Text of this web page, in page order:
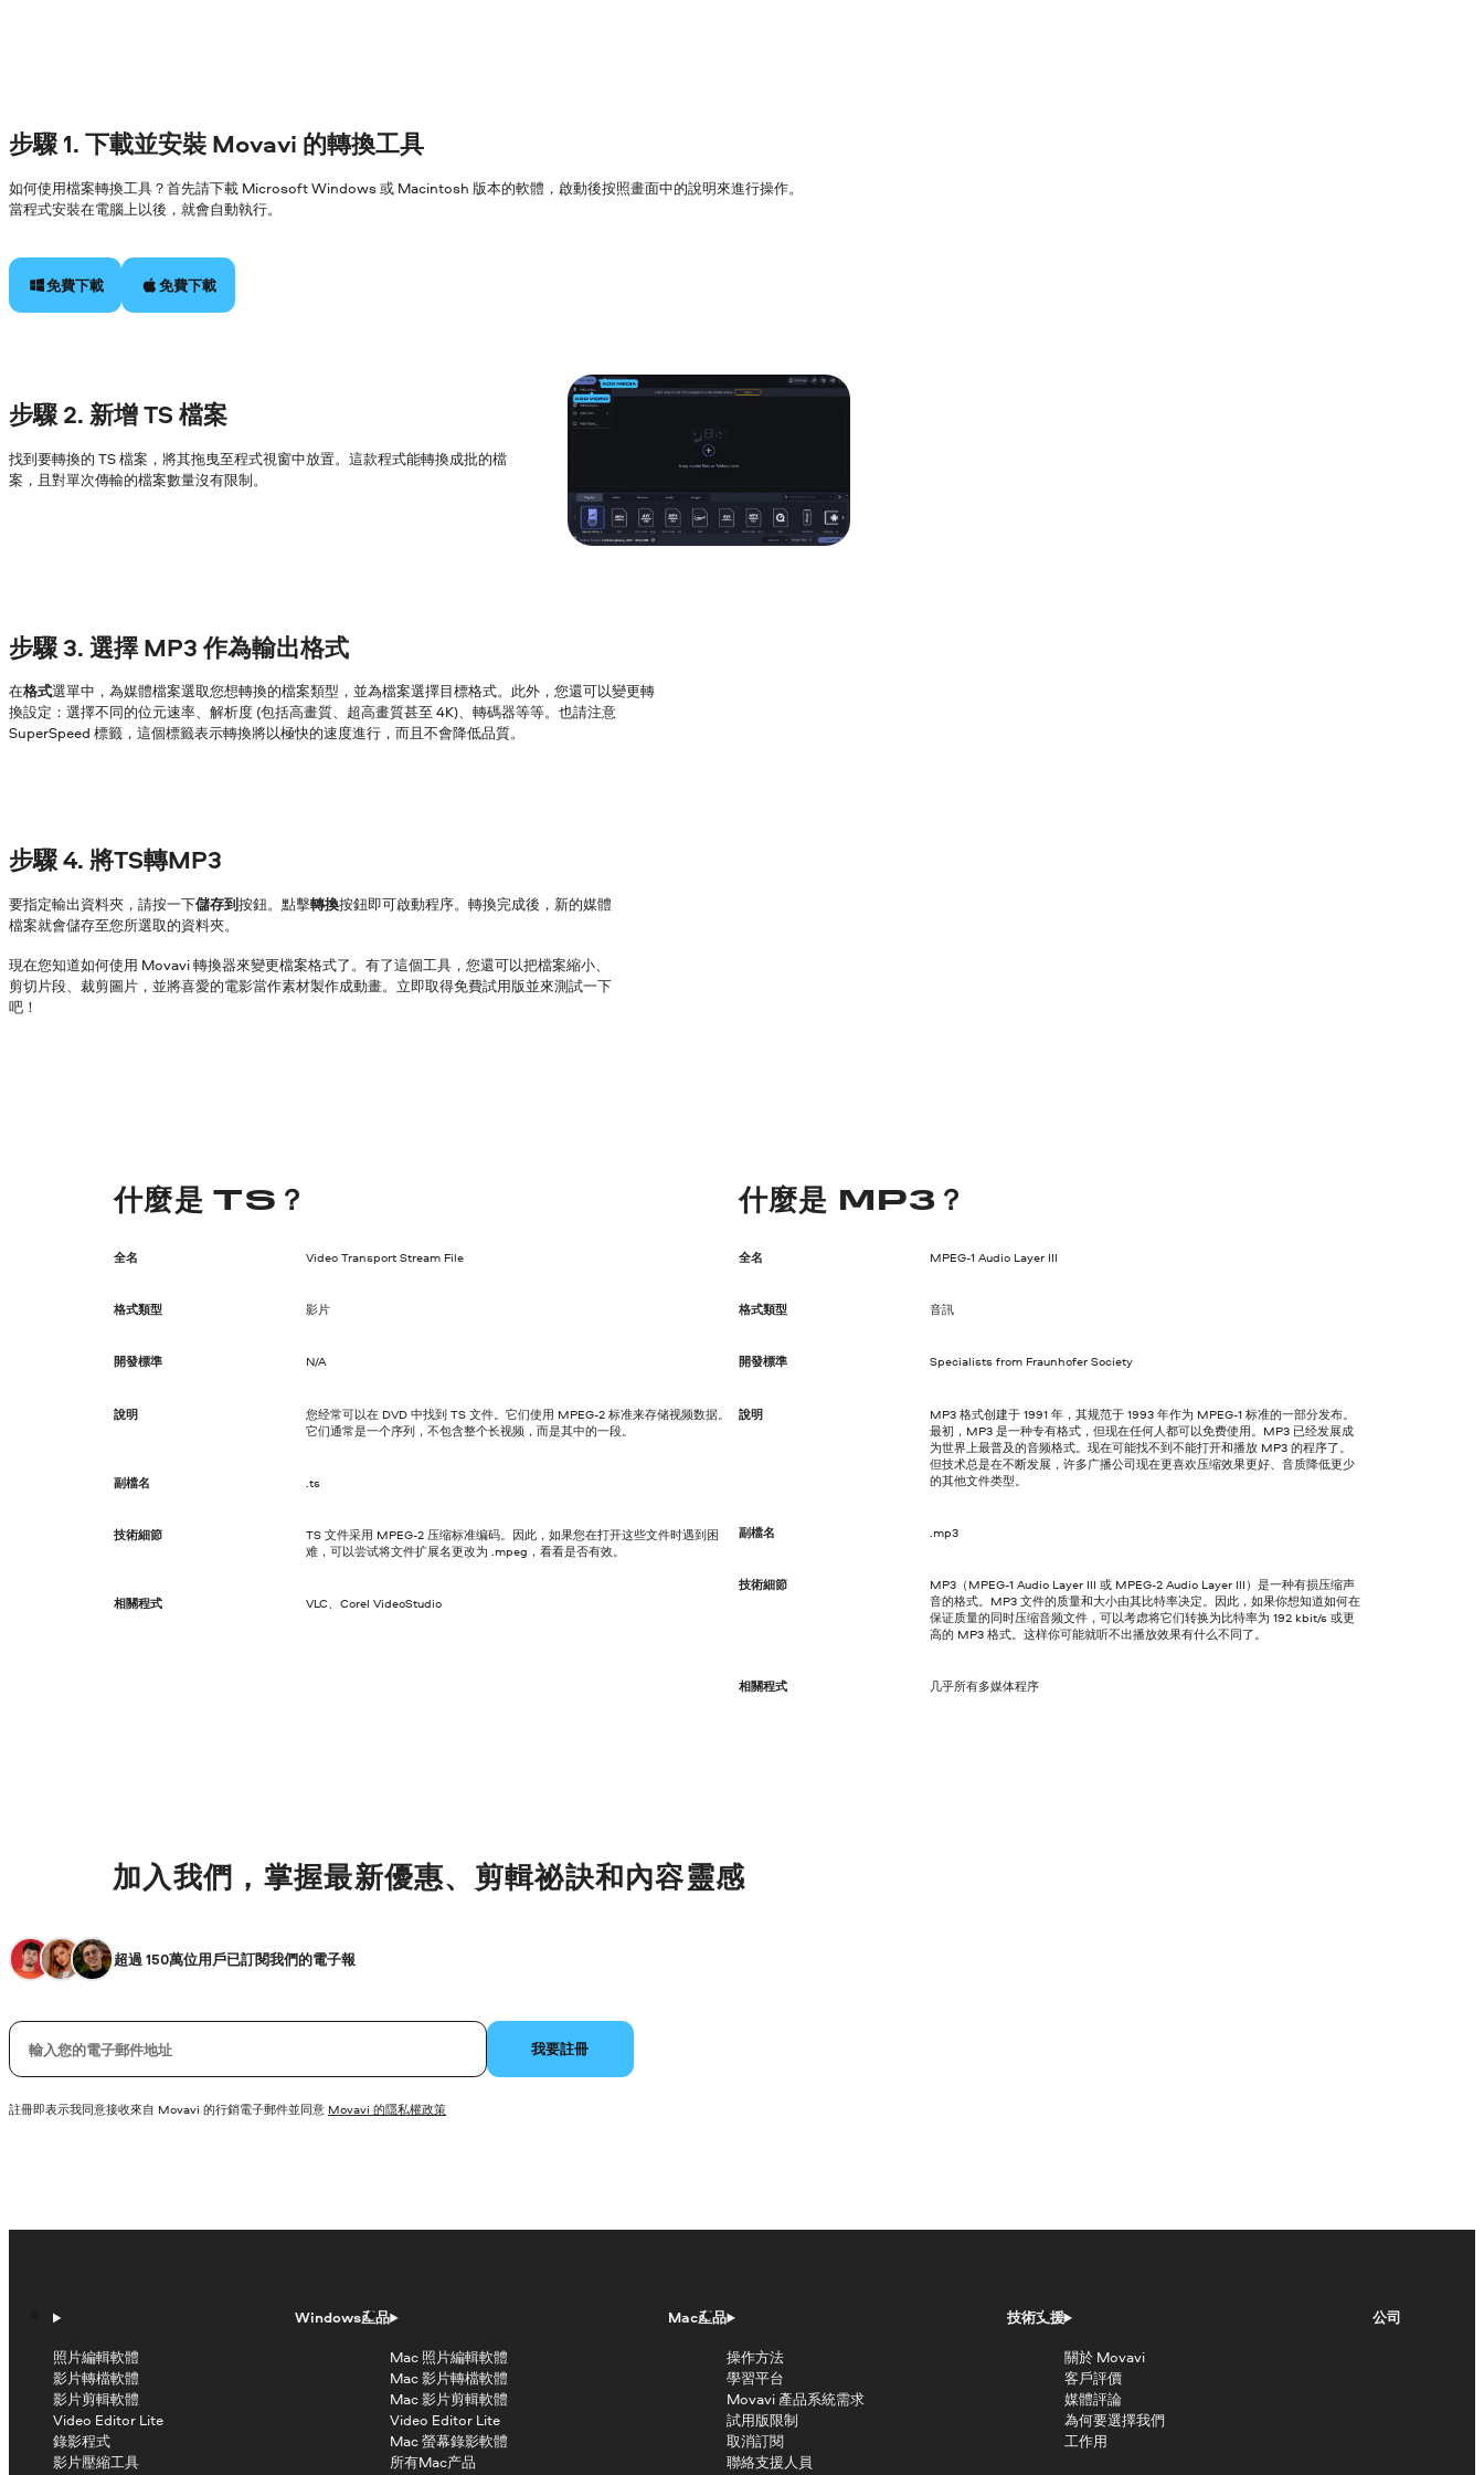
步驟 1. 下載並安裝 Movavi 的轉換工具
如何使用檔案轉換工具？首先請下載 Microsoft Windows 或 Macintosh 版本的軟體，啟動後按照畫面中的說明來進行操作。
當程式安裝在電腦上以後，就會自動執行。
免費下載 免費下載
步驟 2. 新增 TS 檔案
找到要轉換的 TS 檔案，將其拖曳至程式視窗中放置。這款程式能轉換成批的檔
案，且對單次傳輸的檔案數量沒有限制。
步驟 3. 選擇 MP3 作為輸出格式
在格式選單中，為媒體檔案選取您想轉換的檔案類型，並為檔案選擇目標格式。此外，您還可以變更轉
換設定：選擇不同的位元速率、解析度 (包括高畫質、超高畫質甚至 4K)、轉碼器等等。也請注意
SuperSpeed 標籤，這個標籤表示轉換將以極快的速度進行，而且不會降低品質。
步驟 4. 將TS轉MP3
要指定輸出資料夾，請按一下儲存到按鈕。點擊轉換按鈕即可啟動程序。轉換完成後，新的媒體
檔案就會儲存至您所選取的資料夾。
現在您知道如何使用 Movavi 轉換器來變更檔案格式了。有了這個工具，您還可以把檔案縮小、
剪切片段、裁剪圖片，並將喜愛的電影當作素材製作成動畫。立即取得免費試用版並來測試一下
吧！
什麼是 TS？
全名 Video Transport Stream File
格式類型 影片
開發標準 N/A
說明
您经常可以在 DVD 中找到 TS 文件。它们使用 MPEG-2 标准来存储视频数据。
它们通常是一个序列，不包含整个长视频，而是其中的一段。
副檔名 .ts
技術細節
TS 文件采用 MPEG-2 压缩标准编码。因此，如果您在打开这些文件时遇到困
难，可以尝试将文件扩展名更改为 .mpeg，看看是否有效。
相關程式 VLC、Corel VideoStudio
什麼是 MP3？
全名 MPEG-1 Audio Layer III
格式類型 音訊
開發標準 Specialists from Fraunhofer Society
說明
MP3 格式创建于 1991 年，其规范于 1993 年作为 MPEG-1 标准的一部分发布。
最初，MP3 是一种专有格式，但现在任何人都可以免费使用。MP3 已经发展成
为世界上最普及的音频格式。现在可能找不到不能打开和播放 MP3 的程序了。
但技术总是在不断发展，许多广播公司现在更喜欢压缩效果更好、音质降低更少
的其他文件类型。
副檔名 .mp3
技術細節
MP3（MPEG-1 Audio Layer III 或 MPEG-2 Audio Layer III）是一种有损压缩声
音的格式。MP3 文件的质量和大小由其比特率决定。因此，如果你想知道如何在
保证质量的同时压缩音频文件，可以考虑将它们转换为比特率为 192 kbit/s 或更
高的 MP3 格式。这样你可能就听不出播放效果有什么不同了。
相關程式 几乎所有多媒体程序
加入我們，掌握最新優惠、剪輯祕訣和內容靈感
超過 150萬位用戶已訂閱我們的電子報
您的電子郵件 我要註冊
註冊即表示我同意接收來自 Movavi 的行銷電子郵件並同意 Movavi 的隱私權政策
Windows產品
照片編輯軟體
影片轉檔軟體
影片剪輯軟體
Video Editor Lite
錄影程式
影片壓縮工具
Mac產品
Mac 照片編輯軟體
Mac 影片轉檔軟體
Mac 影片剪輯軟體
Video Editor Lite
Mac 螢幕錄影軟體
所有Mac产品
技術支援
操作方法
學習平台
Movavi 產品系統需求
試用版限制
取消訂閱
聯絡支援人員
公司
關於 Movavi
客戶評價
媒體評論
為何要選擇我們
工作用